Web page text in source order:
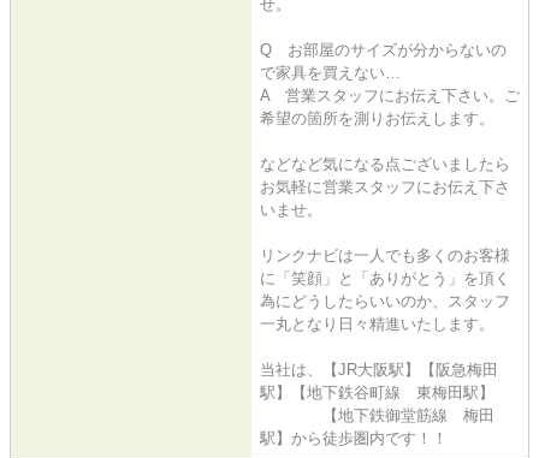
せ。
Q お部屋のサイズが分からないの
で家具を買えない…
A 営業スタッフにお伝え下さい。ご
希望の箇所を測りお伝えします。
などなど気になる点ございましたら
お気軽に営業スタッフにお伝え下さ
いませ。
リンクナビは一人でも多くのお客様
に「笑顔」と「ありがとう」を頂く
為にどうしたらいいのか、スタッフ
一丸となり日々精進いたします。
当社は、【JR大阪駅】【阪急梅田
駅】【地下鉄谷町線 東梅田駅】
【地下鉄御堂筋線 梅田
駅】から徒歩圏内です！！